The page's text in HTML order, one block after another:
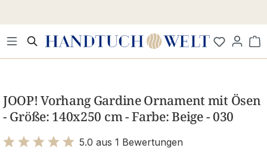
JOOP! Vorhang Gardine Ornament mit Ösen
- Größe: 140x250 cm - Farbe: Beige - 030
5.0 aus 1 Bewertungen